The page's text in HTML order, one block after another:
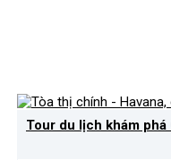
Tour du lịch khám